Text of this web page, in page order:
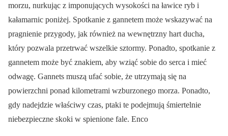
morzu, nurkując z imponujących wysokości na ławice ryb i
kałamarnic poniżej. Spotkanie z gannetem może wskazywać na
pragnienie przygody, jak również na wewnętrzny hart ducha,
który pozwala przetrwać wszelkie sztormy. Ponadto, spotkanie z
gannetem może być znakiem, aby wziąć sobie do serca i mieć
odwagę. Gannets muszą ufać sobie, że utrzymają się na
powierzchni ponad kilometrami wzburzonego morza. Ponadto,
gdy nadejdzie właściwy czas, ptaki te podejmują śmiertelnie
niebezpieczne skoki w spienione fale. Enco